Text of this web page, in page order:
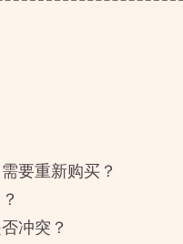
要重新购买？
冲突？